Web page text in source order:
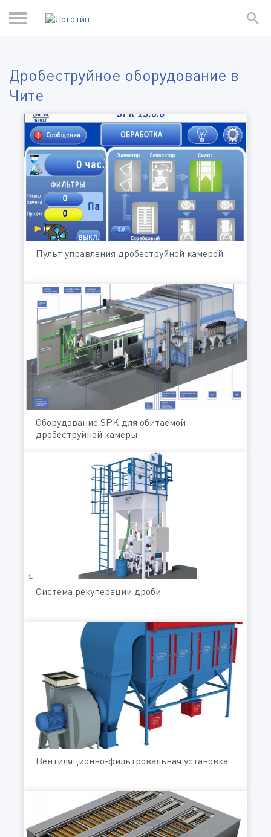
Дробеструйное оборудование в
Чите
Пульт управления дробеструйной камерой
Оборудование SPK для обитаемой
дробеструйной камеры
Система рекуперации дроби
Вентиляционно-фильтровальная установка